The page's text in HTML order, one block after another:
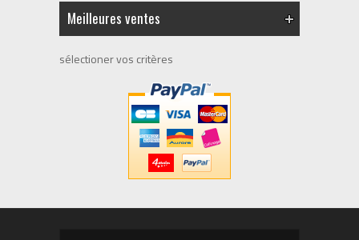
Meilleures ventes
sélectioner vos critères